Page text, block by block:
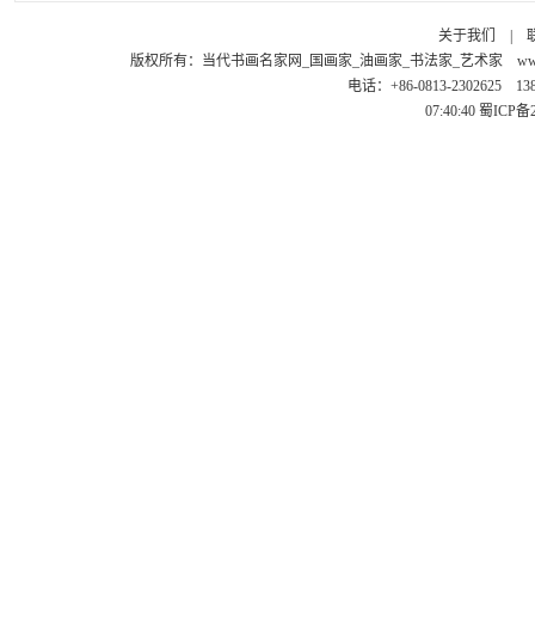
关于我们
版权所有： 当代书画名家网_国画家_油画家_书法家_艺术家
电话：+86-0813-2302625
07:40:40 蜀ICP备